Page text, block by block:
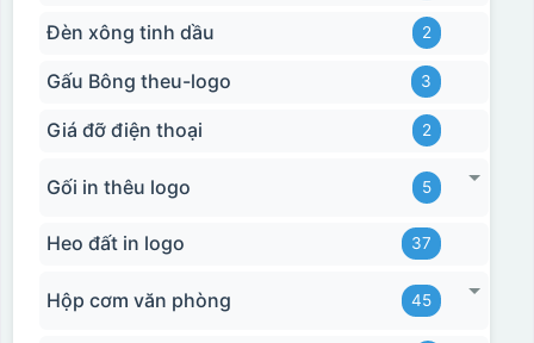
Hộp xi bình giữ nhiệt
Đèn xông tinh dầu 2
Gấu Bông theu-logo 3
Giá đỡ điện thoại 2
Gối in thêu logo 5
Heo đất in logo 37
Hộp cơm văn phòng 45